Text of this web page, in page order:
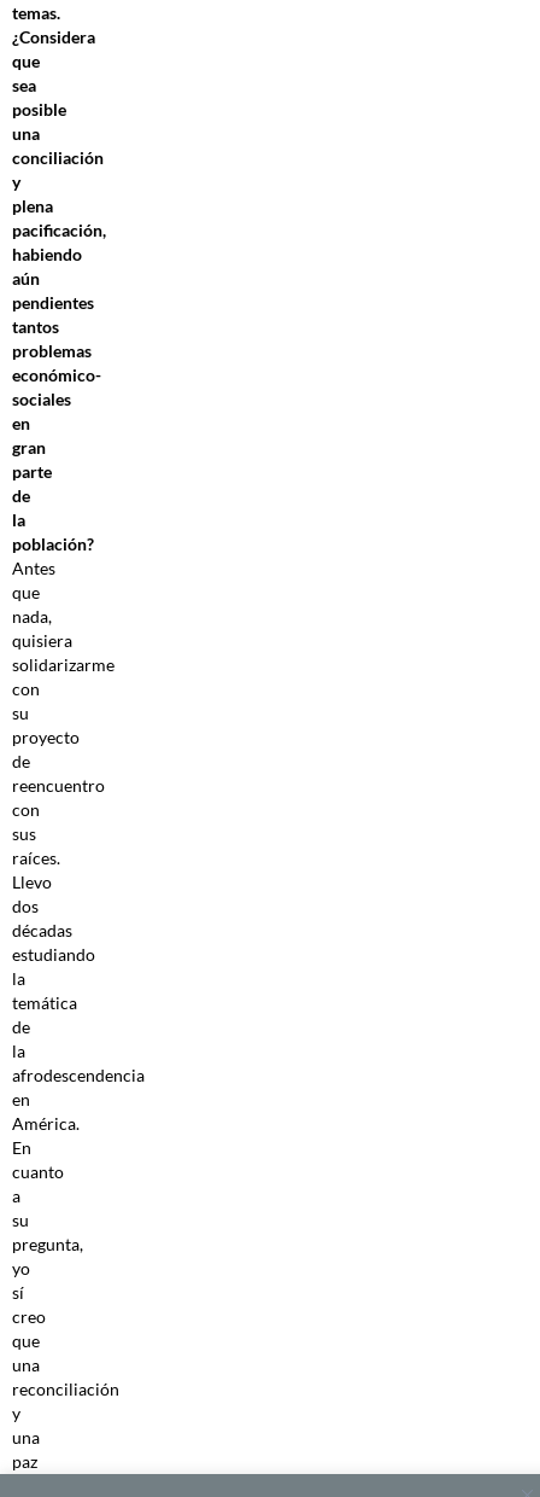
temas.
¿Considera
que
sea
posible
una
conciliación
y
plena
pacificación,
habiendo
aún
pendientes
tantos
problemas
económico-
sociales
en
gran
parte
de
la
población?
Antes
que
nada,
quisiera
solidarizarme
con
su
proyecto
de
reencuentro
con
sus
raíces.
Llevo
dos
décadas
estudiando
la
temática
de
la
afrodescendencia
en
América.
En
cuanto
a
su
pregunta,
yo
sí
creo
que
una
reconciliación
y
una
paz